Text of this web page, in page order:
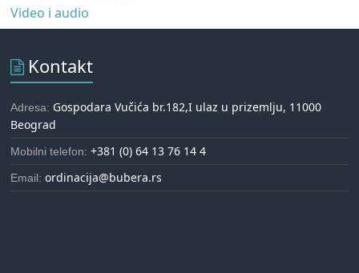
Video i audio
Kontakt
Adresa: Gospodara Vučića br.182,I ulaz u prizemlju, 11000
Beograd
Mobilni telefon:+381 (0) 64 13 76 14 4
Email:ordinacija@bubera.rs